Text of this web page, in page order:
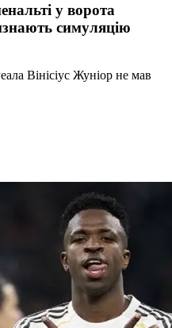
у ворота
симуляцію
Вінісіус Жуніор не мав